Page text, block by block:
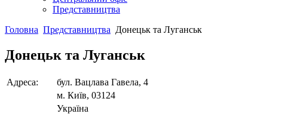
Представництва
Головна Представництва Донецьк та Луганськ
Донецьк та Луганськ
Адреса:
бул. Вацлава Гавела, 4
м. Київ, 03124
Україна